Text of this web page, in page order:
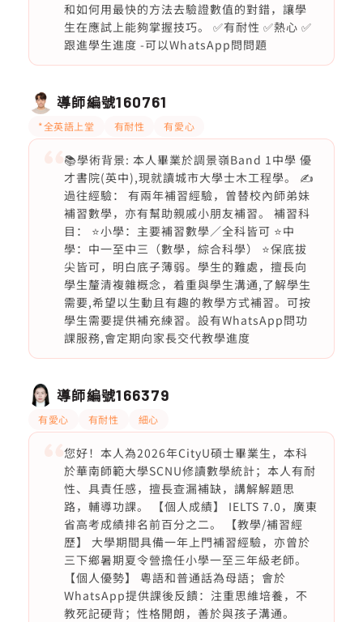
和如何用最快的方法去驗證數值的對錯，讓學
生在應試上能夠掌握技巧。 ✅有耐性 ✅熱心 ✅
跟進學生進度 -可以WhatsApp問問題
導師編號160761
*全英語上堂 有耐性 有愛心
📚學術背景: 本人畢業於調景嶺Band 1中學 優
才書院(英中),現就讀城市大學士木工程學。 ✍️
過往經驗： 有兩年補習經驗，曾替校內師弟妹
補習數學，亦有幫助親戚小朋友補習。 補習科
目： ⭐️小學：主要補習數學／全科皆可 ⭐️中
學：中一至中三（數學，綜合科學） ⭐️保底拔
尖皆可，明白底子薄弱。學生的難處，擅長向
學生釐清複雜概念，着重與學生溝通,了解學生
需要,希望以生動且有趣的教學方式補習。可按
學生需要提供補充練習。設有WhatsApp問功
課服務,會定期向家長交代教學進度
導師編號166379
有愛心 有耐性 細心
您好！本人為2026年CityU碩士畢業生，本科
於華南師範大學SCNU修讀數學統計；本人有耐
性、具責任感，擅長查漏補缺，講解解題思
路，輔導功課。 【個人成績】 IELTS 7.0，廣東
省高考成績排名前百分之二。 【教學/補習經
歷】 大學期間具備一年上門補習經驗，亦曾於
三下鄉暑期夏令營擔任小學一至三年級老師。
【個人優勢】 粵語和普通話為母語；會於
WhatsApp提供課後反饋：注重思維培養，不
教死記硬背；性格開朗，善於與孩子溝通。